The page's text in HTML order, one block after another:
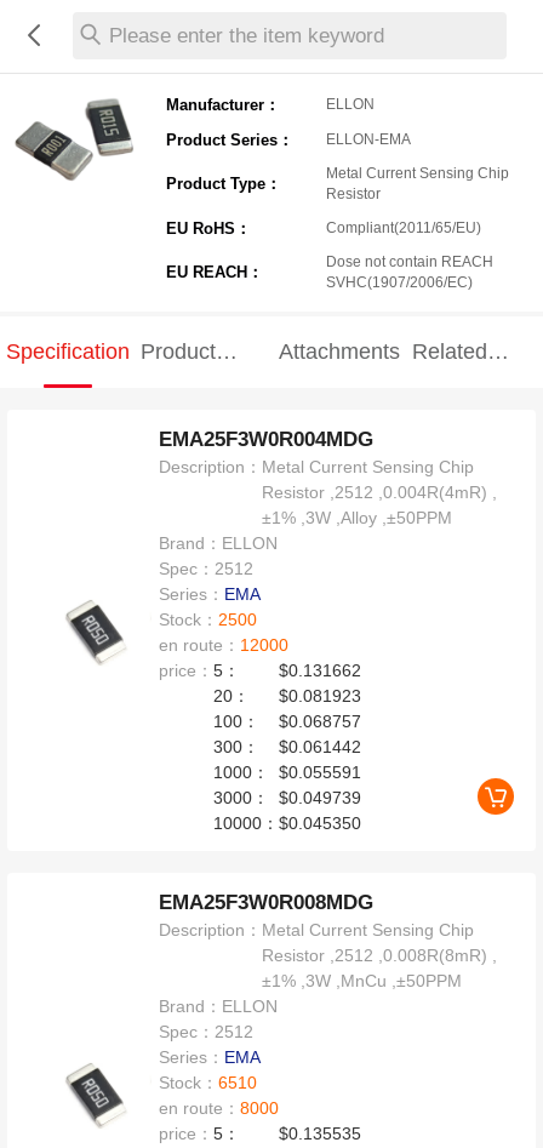
Please enter the item keyword
Manufacturer： ELLON
Product Series： ELLON-EMA
Product Type：
Metal Current Sensing Chip
Resistor
EU RoHS： Compliant(2011/65/EU)
EU REACH：
Dose not contain REACH
SVHC(1907/2006/EC)
Specification Product
Attachments Related
EMA25F3W0R004MDG
Description： Metal Current Sensing Chip
Resistor ,2512 ,0.004R(4mR) ,
±1% ,3W ,Alloy ,±50PPM
Brand： ELLON
Spec：2512
Series： EMA
Stock：2500
en route： 12000
price：5：
$0.131662
20：
$0.081923
100：
$0.068757
300：
$0.061442
1000：
$0.055591
3000：
$0.049739
10000：$0.045350
EMA25F3W0R008MDG
Description： Metal Current Sensing Chip
Resistor ,2512 ,0.008R(8mR) ,
±1% ,3W ,MnCu ,±50PPM
Brand： ELLON
Spec： 2512
Series： EMA
Stock：6510
en route：8000
price：5：
$0.135535